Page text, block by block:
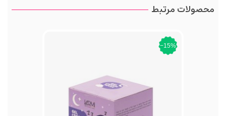
محصولات مرتبط
‎−15%